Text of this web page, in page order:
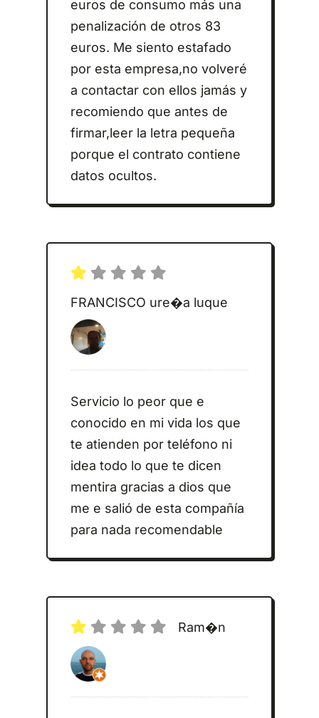
euros de consumo más una
penalización de otros 83
euros. Me siento estafado
por esta empresa,no volveré
a contactar con ellos jamás y
recomiendo que antes de
firmar,leer la letra pequeña
porque el contrato contiene
datos ocultos.
FRANCISCO ure�a luque
Servicio lo peor que e
conocido en mi vida los que
te atienden por teléfono ni
idea todo lo que te dicen
mentira gracias a dios que
me e salió de esta compañía
para nada recomendable
Ram�n